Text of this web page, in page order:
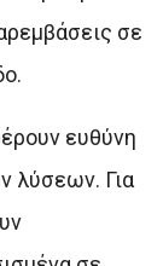
σε
ευθύνη
λύσεων. Για